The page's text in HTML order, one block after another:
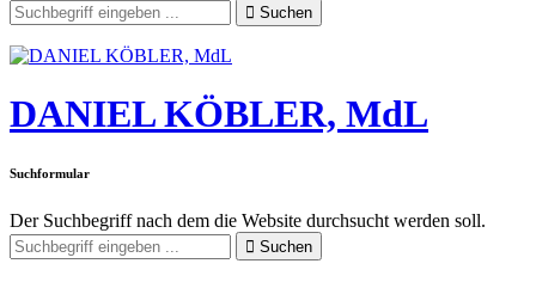
Suchen
DANIEL KÖBLER, MdL
Suchformular
Der Suchbegriff nach dem die Website durchsucht werden soll.
Suchen